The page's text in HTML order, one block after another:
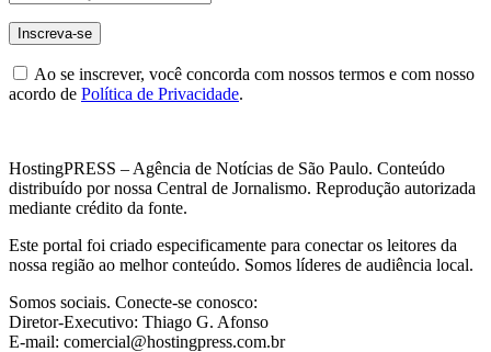
Ao se inscrever, você concorda com nossos termos e com nosso
acordo de Política de Privacidade.
HostingPRESS – Agência de Notícias de São Paulo. Conteúdo
distribuído por nossa Central de Jornalismo. Reprodução autorizada
mediante crédito da fonte.
Este portal foi criado especificamente para conectar os leitores da
nossa região ao melhor conteúdo. Somos líderes de audiência local.
Somos sociais. Conecte-se conosco:
Diretor-Executivo: Thiago G. Afonso
E-mail: comercial@hostingpress.com.br